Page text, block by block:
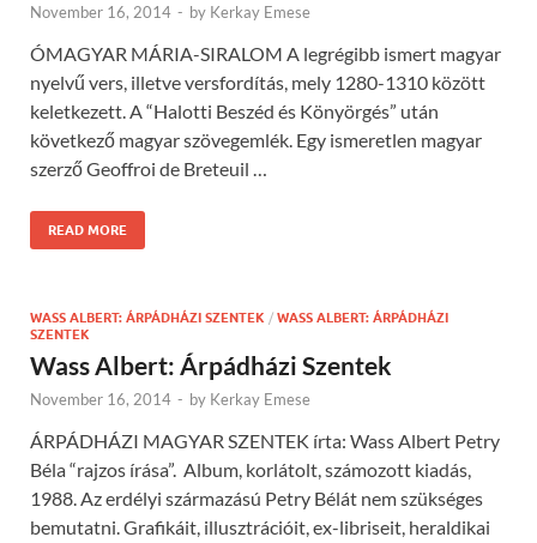
November 16, 2014 - by Kerkay Emese
ÓMAGYAR MÁRIA-SIRALOM A legrégibb ismert magyar
nyelvű vers, illetve versfordítás, mely 1280-1310 között
keletkezett. A “Halotti Beszéd és Könyörgés” után
következő magyar szövegemlék. Egy ismeretlen magyar
szerző Geoffroi de Breteuil …
READ MORE
WASS ALBERT: ÁRPÁDHÁZI SZENTEK / WASS ALBERT: ÁRPÁDHÁZI
SZENTEK
Wass Albert: Árpádházi Szentek
November 16, 2014 - by Kerkay Emese
ÁRPÁDHÁZI MAGYAR SZENTEK írta: Wass Albert Petry
Béla “rajzos írása”. Album, korlátolt, számozott kiadás,
1988. Az erdélyi származású Petry Bélát nem szükséges
bemutatni. Grafikáit, illusztrációit, ex-libriseit, heraldikai